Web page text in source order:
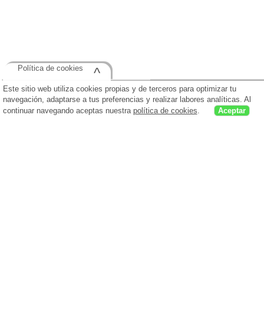
Este sitio web utiliza cookies propias y de terceros para optimizar tu
navegación, adaptarse a tus preferencias y realizar labores analíticas. Al
continuar navegando aceptas nuestra política de cookies Aceptar
Política de cookies ^